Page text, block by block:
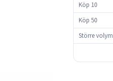
Köp 10
Köp 50
Större